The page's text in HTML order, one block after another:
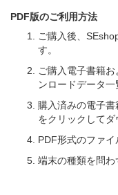
PDF版のご利用方法
ご購入後、
す。
ご購入電子書籍
ンロードデータ一
購入済みの電子
をクリックしてダ
PDF形式のファイ
端末の種類を問わ